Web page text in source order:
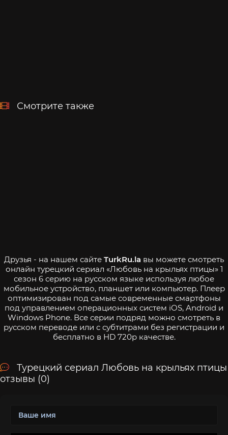
Смотрите также
Друзья - на нашем сайте TurkRu.la вы можете смотреть
онлайн турецкий сериал «Любовь на крыльях птицы» 1
сезон 6 серию на русском языке используя любое
мобильное устройство, планшет или компьютер. Плеер
оптимизирован под самые современные смартфоны
под управлением операционных систем iOS, Android и
Windows Phone. Все серии подряд можно смотреть в
русском переводе или с субтитрами без регистрации и
бесплатно в HD 720p качестве.
Турецкий сериал Любовь на крыльях птицы
отзывы (0)